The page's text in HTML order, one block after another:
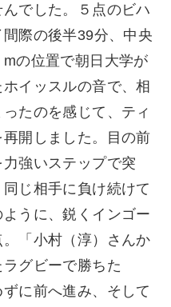
でした。５点のビハ
際の後半39分、中央
の位置で朝日大学が
イッスルの音で、相
たのを感じて、ティ
開しました。目の前
強いステップで突
じ相手に負け続けて
うに、鋭くインゴー
「小村（淳）さんか
グビーで勝ちた
に前へ進み、そして